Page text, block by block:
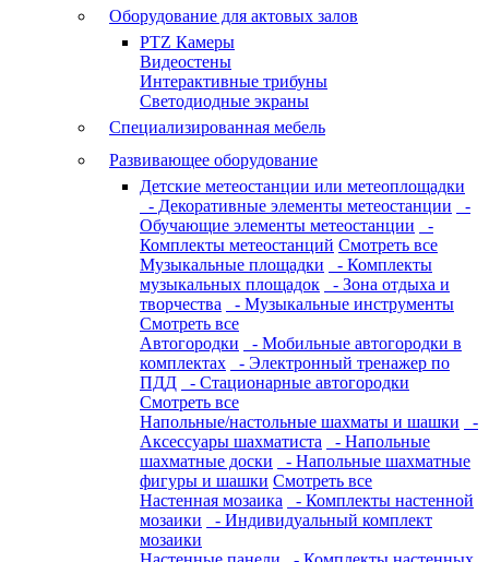
Оборудование для актовых залов
PTZ Камеры
Видеостены
Интерактивные трибуны
Светодиодные экраны
Специализированная мебель
Развивающее оборудование
Детские метеостанции или метеоплощадки
- Декоративные элементы метеостанции
-
Обучающие элементы метеостанции
-
Комплекты метеостанций Смотреть все
Музыкальные площадки
- Комплекты
музыкальных площадок
- Зона отдыха и
творчества
- Музыкальные инструменты
Смотреть все
Автогородки
- Мобильные автогородки в
комплектах
- Электронный тренажер по
ПДД
- Стационарные автогородки
Смотреть все
Напольные/настольные шахматы и шашки
-
Аксессуары шахматиста
- Напольные
шахматные доски
- Напольные шахматные
фигуры и шашки Смотреть все
Настенная мозаика
- Комплекты настенной
мозаики
- Индивидуальный комплект
мозаики